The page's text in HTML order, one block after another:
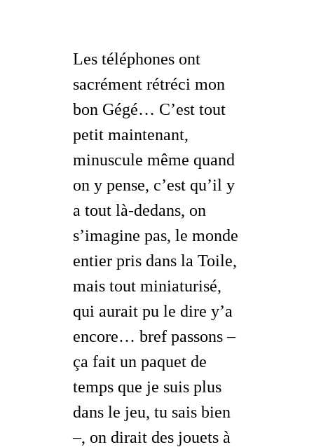
Les téléphones ont
sacrément rétréci mon
bon Gégé… C’est tout
petit maintenant,
minuscule même quand
on y pense, c’est qu’il y
a tout là-dedans, on
s’imagine pas, le monde
entier pris dans la Toile,
mais tout miniaturisé,
qui aurait pu le dire y’a
encore… bref passons –
ça fait un paquet de
temps que je suis plus
dans le jeu, tu sais bien
–, on dirait des jouets à